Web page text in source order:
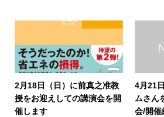
2月18日（日）に前真之准教
授をお迎えしての講演会を開
催します
4月21
ムさん
会/開催